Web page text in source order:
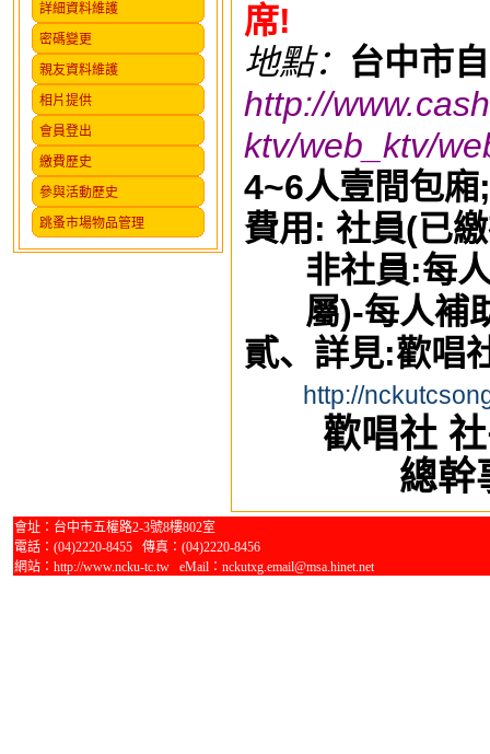
詳細資料維護
密碼變更
親友資料維護
相片提供
會員登出
繳費歷史
參與活動歷史
跳蚤市場物品管理
席!
地點： 台中市
http://
ktv/web_ktv/
4~6人壹間包廂;
費用 : 社員(已
非社員:每
屬)-每人補
貳、詳見:歡唱
http://
歡唱社
總幹
會址：台中市五權路2-3號8樓802室
電話：(04)2220-8455 傳真：(04)2220-8456
網站：http://www.ncku-tc.tw eMail：nckutxg.email@msa.hinet.net